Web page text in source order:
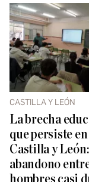
CASTILLA Y LEÓN
La brecha
que persiste en
Castilla y
abandono